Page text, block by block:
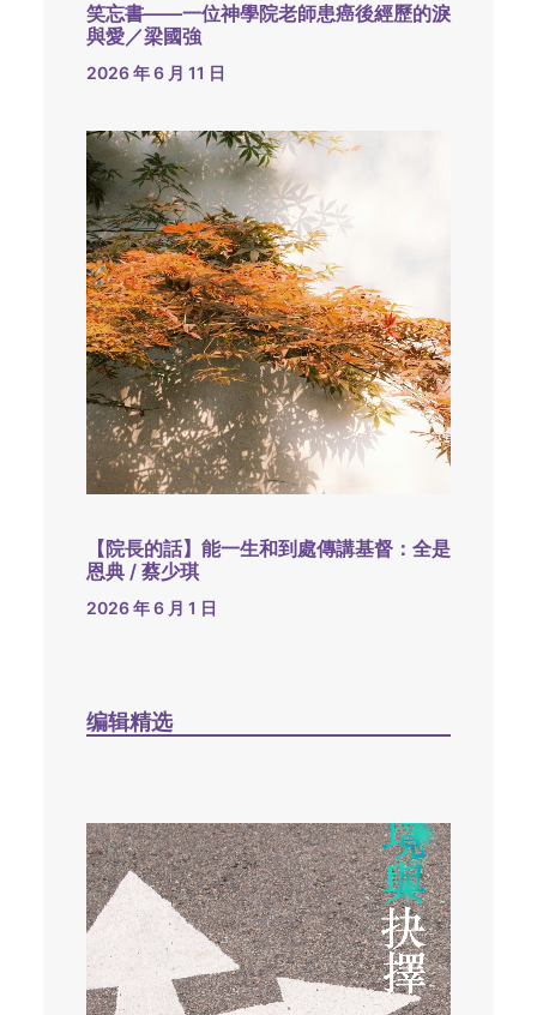
笑忘書——一位神學院老師患癌後經歷的淚
與愛／梁國強
2026 年 6 月 11 日
【院長的話】能一生和到處傳講基督：全是
恩典 / 蔡少琪
2026 年 6 月 1 日
编辑精选